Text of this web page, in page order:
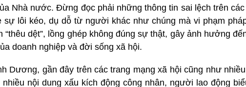
Nhà nước. Đừng đọc phải những thông tin sai lệch trên
sự lôi kéo, dụ dỗ từ người khác như chúng mà vi phạm
“thêu dệt”, lồng ghép không đúng sự thật, gây ảnh hưởng
doanh nghiệp và đời sống xã hội.
Dương, gần đây trên các trang mạng xã hội cũng như
nội dung xấu kích động công nhân, người lao động